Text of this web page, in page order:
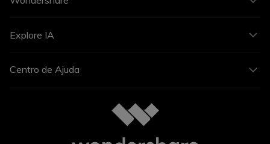
Explore IA
Centro de Ajuda